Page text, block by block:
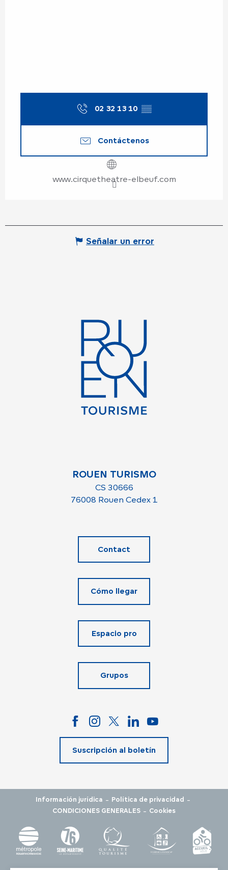
02 32 13 10 ▒▒
Contáctenos
www.cirquetheatre-elbeuf.com
Señalar un error
ROUEN TURISMO
CS 30666
76008 Rouen Cedex 1
Contact
Cómo llegar
Espacio pro
Grupos
Suscripción al boletín
Información jurídica - Política de privacidad -
CONDICIONES GENERALES - Cookies